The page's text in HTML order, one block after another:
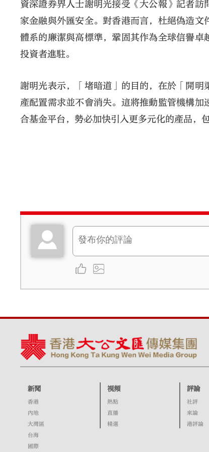
資深證券界人士謝明光接受《大公報》記者
家金融與外匯安全。對香港而言，杜絕偽造
體系的廉潔與高標準，鞏固其作為全球信譽
投資者進駐。
謝明光表示，「堵暗道」的目的，在於「開
產配置需求並不會消失。這將推動監管機構
合基金平台，勢必加快引入更多元化的產品，
新聞
香港
內地
大灣區
台海
國際
視頻
熱點
直播
精選
評論
社評
來論
港評論